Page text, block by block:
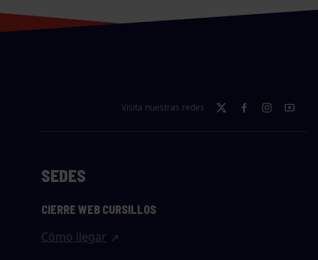
Visita nuestras redes
SEDES
CIERRE WEB CURSILLOS
Cómo llegar